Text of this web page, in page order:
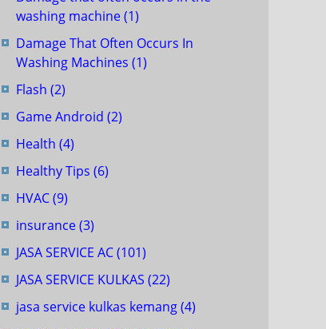
washing machine(1)
Damage That Often Occurs In
Washing Machines (1)
Flash (2)
Game Android (2)
Health (4)
Healthy Tips (6)
HVAC(9)
insurance(3)
JASA SERVICE AC(101)
JASA SERVICE KULKAS (22)
jasa service kulkas kemang(4)